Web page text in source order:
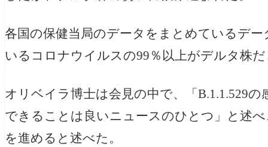
各国の保健当局のデータをまとめているデ
いるコロナウイルスの99％以上がデルタ株
オリベイラ博士は会見の中で、「B.1.1.529
できることは良いニュースのひとつ」と述
を進めると述べた。